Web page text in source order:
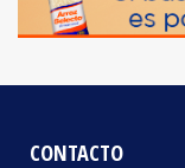
CONTACTO